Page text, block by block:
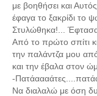
με βοηθήσει και
έφαγα το ξακρίδι το
Στυλώθηκα!...
Από το πρώτο σπίτι
την παλάντζα μου
και την έβαλα στον
-
Να διαλαλώ με όση